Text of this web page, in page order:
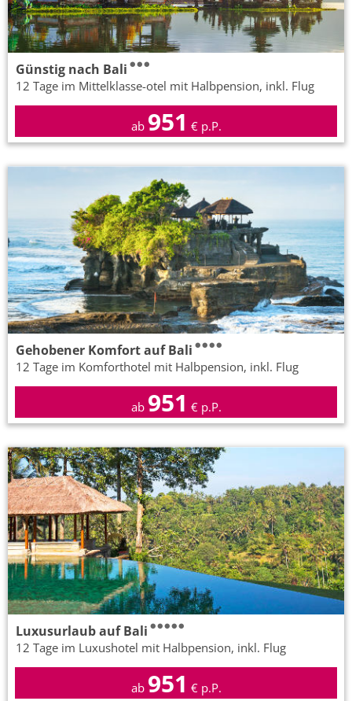
Günstig nach Bali
12 Tage im Mittelklasse-otel mit Halbpension, inkl. Flug
ab 951 € p.P.
Gehobener Komfort auf Bali
12 Tage im Komforthotel mit Halbpension, inkl. Flug
ab 951 € p.P.
Luxusurlaub auf Bali
12 Tage im Luxushotel mit Halbpension, inkl. Flug
ab 951 € p.P.